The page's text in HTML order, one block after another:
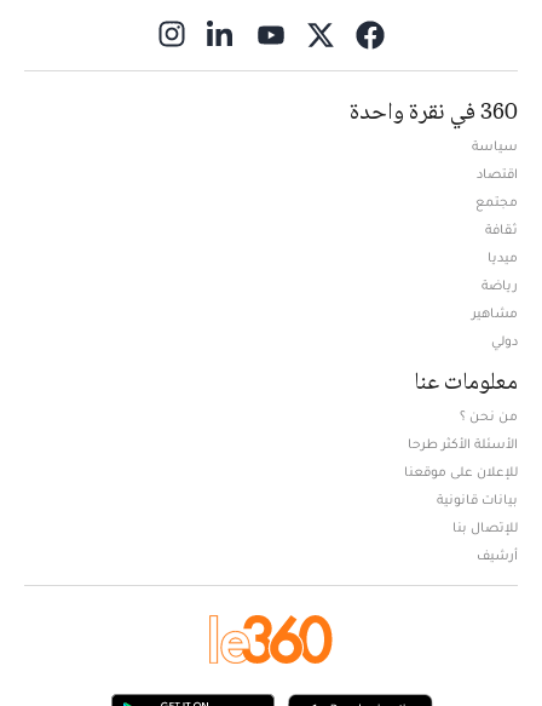
360 في نقرة واحدة
سياسة
اقتصاد
مجتمع
ثقافة
ميديا
رياضة
مشاهير
دولي
معلومات عنا
من نحن ؟
الأسئلة الأكثر طرحا
للإعلان على موقعنا
بيانات قانونية
للإتصال بنا
أرشيف